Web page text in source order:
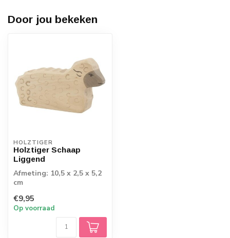
Door jou bekeken
HOLZTIGER
Holztiger Schaap
Liggend
Afmeting: 10,5 x 2,5 x 5,2
cm
€9,95
Op voorraad